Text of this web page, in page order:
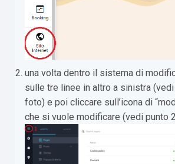
una volta dentro il sistema di
sulle tre linee in altro a sinistra
foto) e poi cliccare sull’icona di
che si vuole modificare (vedi punto